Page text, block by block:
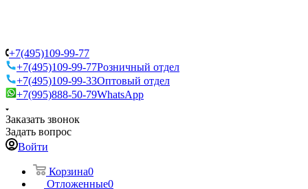
+7(495)109-99-77
+7(495)109-99-77Розничный отдел
+7(495)109-99-33Оптовый отдел
+7(995)888-50-79WhatsApp
Заказать звонок
Задать вопрос
Войти
Корзина0
Отложенные0